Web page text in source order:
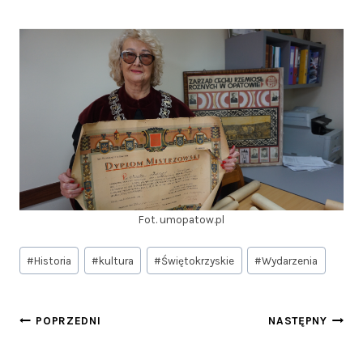
Fot. umopatow.pl
Tagi
wpisu:
#Historia # kultura #Świętokrzyskie #Wydarzenia
Nawigacja
POPRZEDNI NASTĘPNY